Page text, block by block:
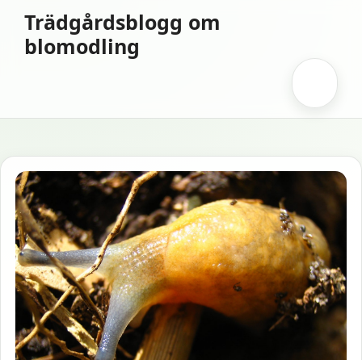
innehåll
Trädgårdsblogg om
blomodling